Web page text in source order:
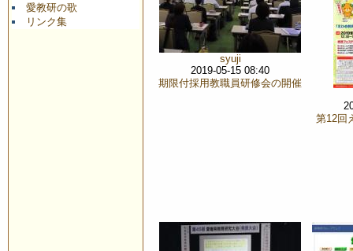
愛教研の歌
リンク集
syuji
2019-05-15 08:40
期限付採用教職員研修会の開催
第12回